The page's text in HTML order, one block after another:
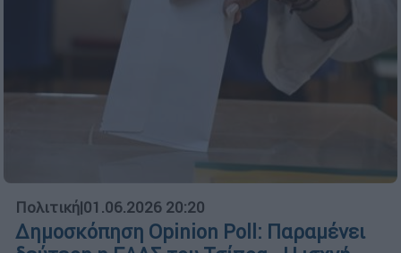
Πολιτική|01.06.2026 20:20
Δημοσκόπηση Opinion Poll: Παραμένει